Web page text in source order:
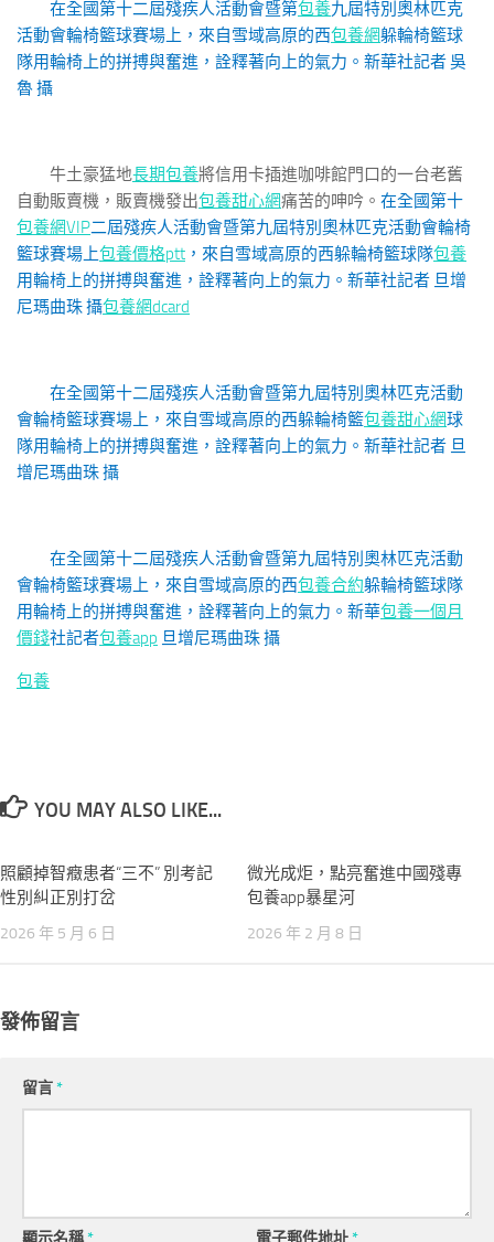
在全國第十二屆殘疾人活動會暨第包養九屆特別奧林匹克
活動會輪椅籃球賽場上，來自雪域高原的西包養網躲輪椅籃球
隊用輪椅上的拼搏與奮進，詮釋著向上的氣力。 新華社記者 吳
魯 攝
牛土豪猛地長期包養將信用卡插進咖啡館門口的一台老舊
自動販賣機，販賣機發出包養甜心網痛苦的呻吟。 在全國第十
包養網VIP二屆殘疾人活動會暨第九屆特別奧林匹克活動會輪椅
籃球賽場上包養價格ptt ，來自雪域高原的西躲輪椅籃球隊包養
用輪椅上的拼搏與奮進，詮釋著向上的氣力。 新華社記者 旦增
尼瑪曲珠 攝包養網dcard
在全國第十二屆殘疾人活動會暨第九屆特別奧林匹克活動
會輪椅籃球賽場上，來自雪域高原的西躲輪椅籃包養甜心網球
隊用輪椅上的拼搏與奮進，詮釋著向上的氣力。 新華社記者 旦
增尼瑪曲珠 攝
在全國第十二屆殘疾人活動會暨第九屆特別奧林匹克活動
會輪椅籃球賽場上，來自雪域高原的西包養合約躲輪椅籃球隊
用輪椅上的拼搏與奮進，詮釋著向上的氣力。 新華包養一個月
價錢社記者包養app 旦增尼瑪曲珠 攝
包養
YOU MAY ALSO LIKE...
照顧掉智癥患者“三不” 別考記
性別糾正別打岔
2026 年 5 月 6 日
微光成炬，點亮奮進中國殘專
包養app暴星河
2026 年 2 月 8 日
發佈留言
留言*